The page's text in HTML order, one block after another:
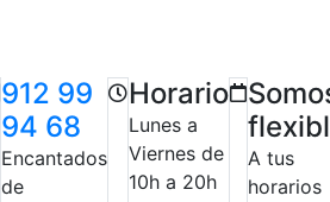
912 99
94 68
Encantados
de
Horario
Lunes a
Viernes de
10h a 20h
A tus
horarios